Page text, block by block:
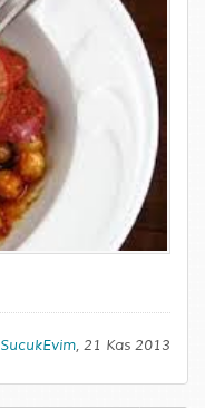
SucukEvim, 21 Kas 2013